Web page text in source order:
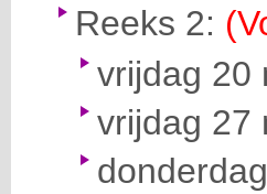
Reeks 2:
vrijdag 20
vrijdag 27